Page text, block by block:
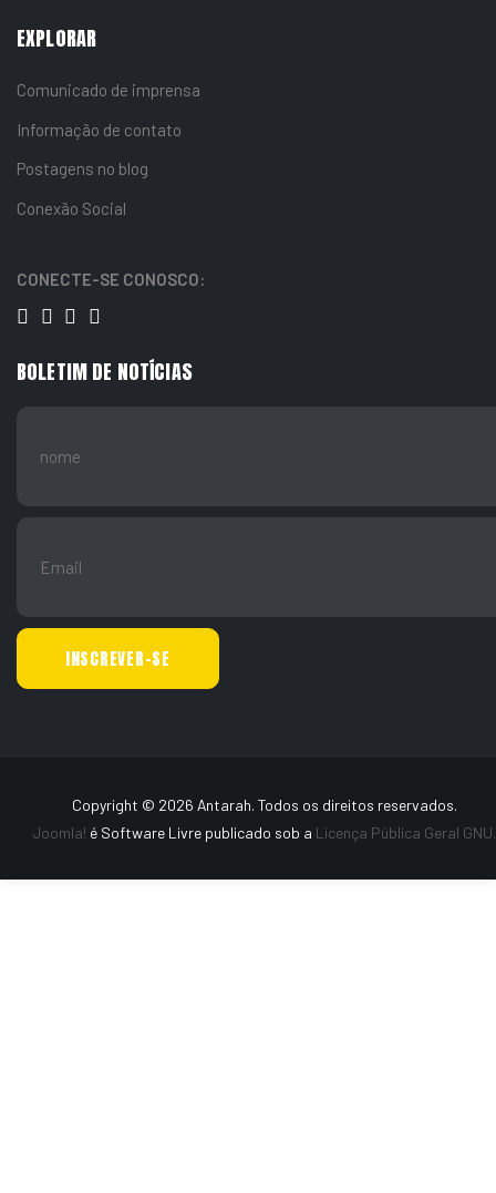
EXPLORAR
Comunicado de imprensa
Informação de contato
Postagens no blog
Conexão Social
CONECTE-SE CONOSCO:
BOLETIM DE NOTÍCIAS
Copyright © 2026 Antarah. Todos os direitos reservados.
Joomla! é Software Livre publicado sob a Licença Pública Geral GNU.